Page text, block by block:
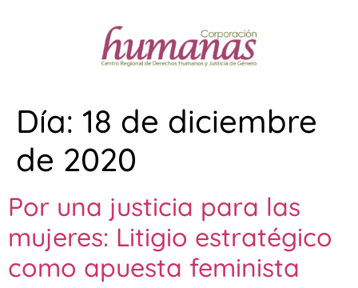
Día: 18 de diciembre
de 2020
Por una justicia para las
mujeres: Litigio estratégico
como apuesta feminista